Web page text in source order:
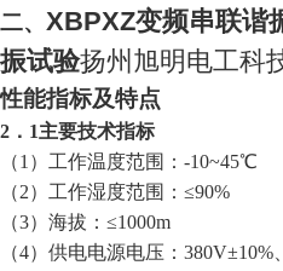
二、 XBPXZ变频串联谐
振试验扬州旭明电工科
性能指标及特点
2．1主要技术指标
（1）工作温度范围：-10~45℃
（2）工作湿度范围： ≤90%
（3）海拔： ≤1000m
（4）供电电源电压：380V±10%